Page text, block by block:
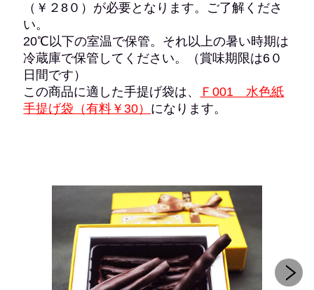
（￥２8０）が必要となります。ご了解くださ
い。
20℃以下の室温で保管。それ以上の暑い時期は
冷蔵庫で保管してください。（賞味期限は6０
日間です）
この商品に適した手提げ袋は、
Ｆ001 水色紙
手提げ袋（有料￥30） になります。